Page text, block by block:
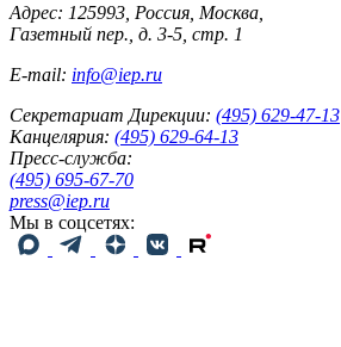
Адрес: 125993, Россия, Москва,
Газетный пер., д. 3-5, стр. 1
E-mail: info@iep.ru
Секретариат Дирекции: (495) 629-47-13
Канцелярия: (495) 629-64-13
Пресс-служба:
(495) 695-67-70
press@iep.ru
Мы в соцсетях: